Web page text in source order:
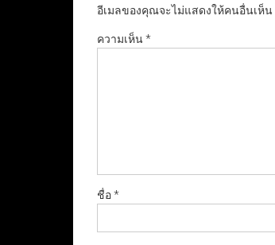
อีเมลของคุณจะไม่แสดงให้คนอื่นเห็น
ความเห็น*
ชื่อ*